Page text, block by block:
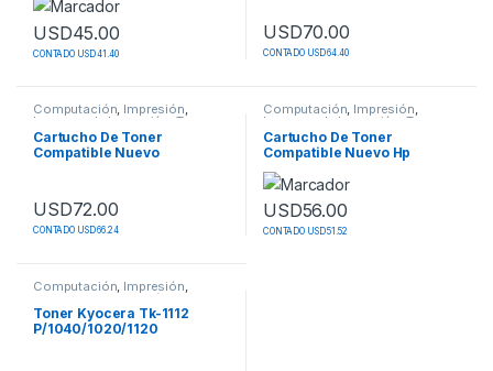
USD45.00
CONTADO USD 41.40
USD70.00
CONTADO USD 64.40
Computación, Impresión,
Insumos de Impresión Toner
Cartucho De Toner
Compatible Nuevo
USD72.00
CONTADO USD 66.24
Computación, Impresión,
Insumos de Impresión Toner
Cartucho De Toner
Compatible Nuevo Hp
USD56.00
CONTADO USD 51.52
Computación Impresión
Insumos de Impresión Toner
Toner Kyocera Tk-1112
P/1040/1020/1120